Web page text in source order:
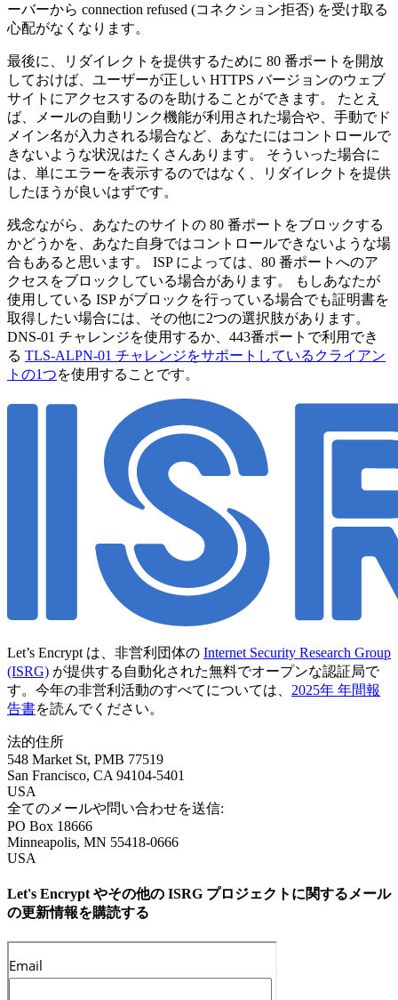
ーバーから connection refused (コネクション拒否) を受け取る
心配がなくなります。
最後に、リダイレクトを提供するために 80 番ポートを開放
しておけば、ユーザーが正しい HTTPS バージョンのウェブ
サイトにアクセスするのを助けることができます。 たとえ
ば、メールの自動リンク機能が利用された場合や、手動でド
メイン名が入力される場合など、あなたにはコントロールで
きないような状況はたくさんあります。 そういった場合に
は、単にエラーを表示するのではなく、リダイレクトを提供
したほうが良いはずです。
残念ながら、あなたのサイトの 80 番ポートをブロックする
かどうかを、あなた自身ではコントロールできないような場
合もあると思います。 ISP によっては、80 番ポートへのア
クセスをブロックしている場合があります。 もしあなたが
使用している ISP がブロックを行っている場合でも証明書を
取得したい場合には、その他に2つの選択肢があります。
DNS-01 チャレンジを使用するか、443番ポートで利用でき
る TLS-ALPN-01 チャレンジをサポートしているクライアン
トの1つを使用することです。
Let’s Encrypt は、非営利団体の Internet Security Research Group
(ISRG) が提供する自動化された無料でオープンな認証局で
す。今年の非営利活動のすべてについては、 2025年 年間報
告書を読んでください。
法的住所
548 Market St, PMB 77519
San Francisco, CA 94104-5401
USA
全てのメールや問い合わせを送信:
PO Box 18666
Minneapolis, MN 55418-0666
USA
Let's Encrypt やその他の ISRG プロジェクトに関するメール
の更新情報を購読する